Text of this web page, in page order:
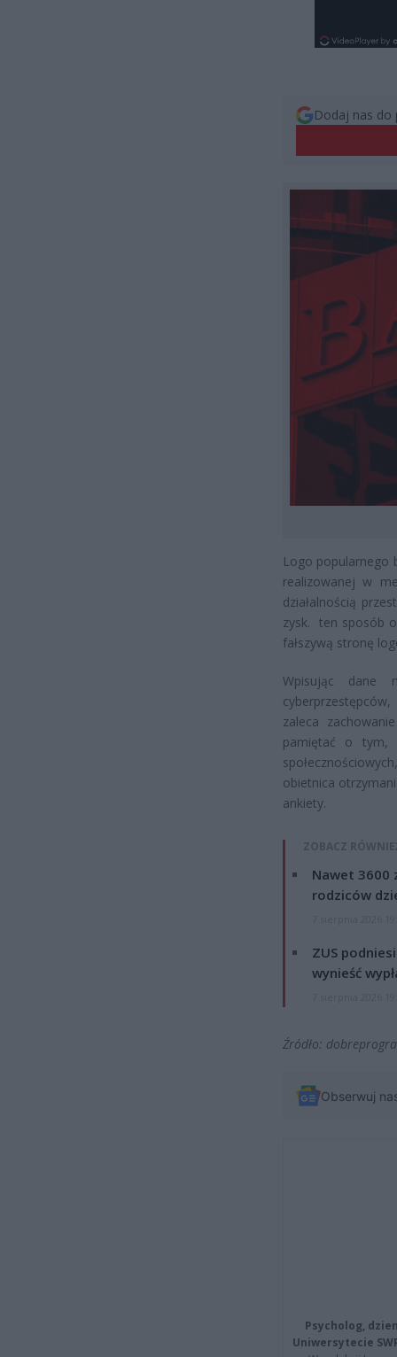
Dodaj nas do
Logo popularnego
realizowanej w
działalnością
zysk. ten sposób
fałszywą stronę
Wpisując dane
zaleca
pamiętać o tym,
obietnica
ankiety.
ZOBACZ
Nawet 3600
rodziców
ZUS
wynieść
Źródło:
Obserwuj
Psycholog,
Uniwersytecie